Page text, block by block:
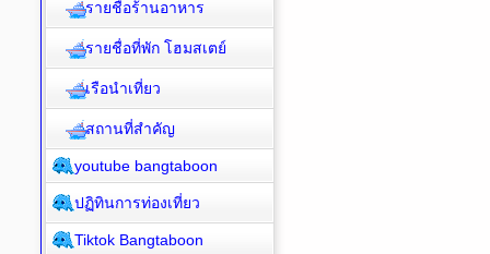
รายชื่อร้านอาหาร
รายชื่อที่พัก โฮมสเตย์
เรือนำเที่ยว
สถานที่สำคัญ
youtube bangtaboon
ปฏิทินการท่องเที่ยว
Tiktok Bangtaboon